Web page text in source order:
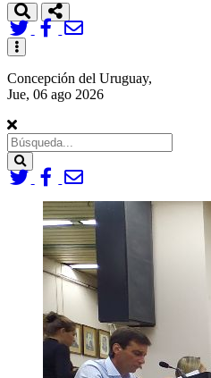
Toggle
navigation
Concepción del Uruguay,
Jue, 06 ago 2026
Search